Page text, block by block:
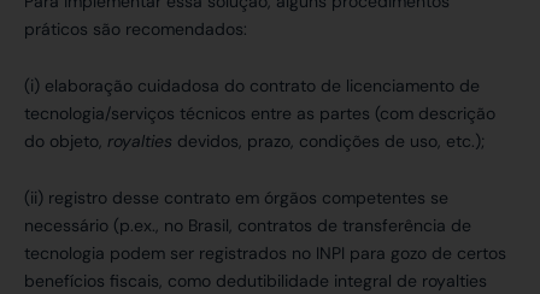
práticos são recomendados:
(i) elaboração cuidadosa do contrato de licenciamento de
tecnologia/serviços técnicos entre as partes (com descrição
do objeto, royalties devidos, prazo, condições de uso, etc.);
(ii) registro desse contrato em órgãos competentes se
necessário (p.ex., no Brasil, contratos de transferência de
tecnologia podem ser registrados no INPI para gozo de certos
benefícios fiscais, como dedutibilidade integral de royalties